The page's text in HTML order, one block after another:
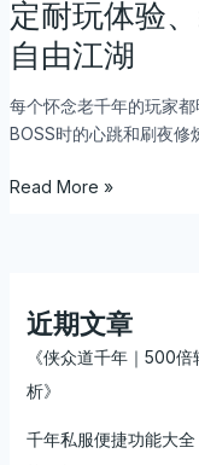
定耐玩体验
自由江湖
每个怀念老千年的玩家
BOSS时的心跳和刷夜
1
怀
服
独
轻
略：
Read More »
近期文章
《侠众道千年｜500
析》
千年私服便捷功能大